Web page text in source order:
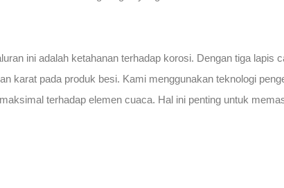
ini adalah ketahanan terhadap korosi. Dengan tiga lapis
karat pada produk besi. Kami menggunakan teknologi
terhadap elemen cuaca. Hal ini penting untuk